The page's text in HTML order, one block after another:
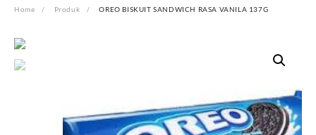
Home Produk OREO BISKUIT SANDWICH RASA VANILA 137G